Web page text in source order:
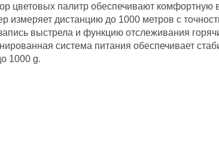
цветовых палитр обеспечивают комфортную
измеряет дистанцию до 1000 метров с
выстрела и функцию отслеживания
система питания обеспечивает
1000 g.